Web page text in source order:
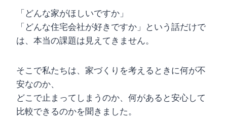
「どんな家がほしいですか」
「どんな住宅会社が好きですか」という話だけで
は、本当の課題は見えてきません。
そこで私たちは、家づくりを考えるときに何が不
安なのか、
どこで止まってしまうのか、何があると安心して
比較できるのかを聞きました。